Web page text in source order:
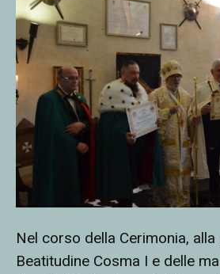
Nel corso della Cerimonia,
Beatitudine Cosma I e delle